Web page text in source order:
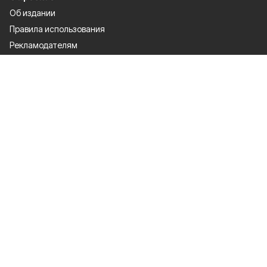
Об издании
Правила использования
Рекламодателям